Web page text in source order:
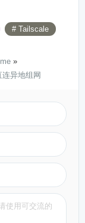
# Tailscale
»
连异地组网